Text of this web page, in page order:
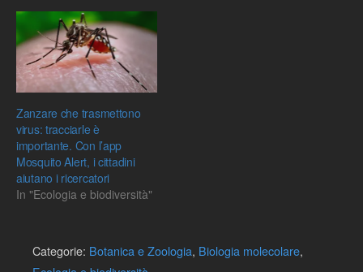
Zanzare che trasmettono
virus: tracciarle è
importante. Con l’app
Mosquito Alert, i cittadini
aiutano i ricercatori
In "Ecologia e biodiversità"
Categorie: Botanica e Zoologia, Biologia molecolare,